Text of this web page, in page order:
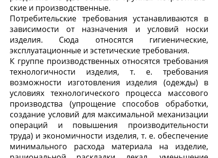
ские и производственные.
Потребительские требования устанавливаются в
зависимо­сти от назначения и условий носки
изделия. Сюда относятся гигиенические,
эксплуатационные и эстетические требования.
К группе производственных относятся требования
техноло­гичности изделия, т. е. требования
возможности изготовления изделия (одежды) в
условиях технологического процесса мас­сового
производства (упрощение способов обработки,
создание условий для максимальной механизации
операций и повышения производительности
труда) и экономичности изделия, т. е. обес­печение
минимального расхода материала на изделие,